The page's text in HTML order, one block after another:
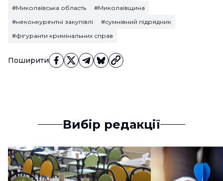
Поширити
#Миколаївська область
#Миколаївщина
#неконкурентні закупівлі
#сумнівний підрядник
#фігуранти кримінальних справ
Вибір редакції